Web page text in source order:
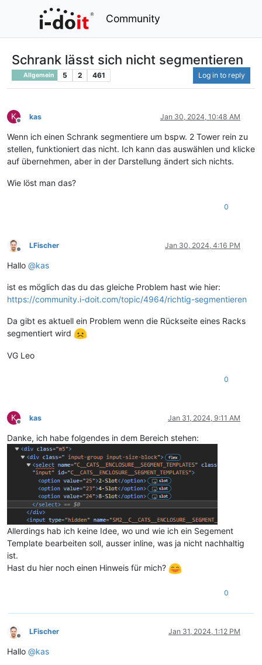
Community
Schrank lässt sich nicht segmentieren
Allgemein 5 2 461 Log in to reply
K
Offline
kas Jan 30, 2024, 10:48 AM
Wenn ich einen Schrank segmentiere um bspw. 2 Tower rein zu
stellen, funktioniert das nicht. Ich kann das auswählen und klicke
auf übernehmen, aber in der Darstellung ändert sich nichts.
Wie löst man das?
0
Offline
LFischer Jan 30, 2024, 4:16 PM
Hallo @kas
ist es möglich das du das gleiche Problem hast wie hier:
https://community.i-doit.com/topic/4964/richtig-segmentieren
Da gibt es aktuell ein Problem wenn die Rückseite eines Racks
segmentiert wird
VG Leo
0
K
Offline
kas Jan 31, 2024, 9:11 AM
Danke, ich habe folgendes in dem Bereich stehen:
Allerdings hab ich keine Idee, wo und wie ich ein Segement
Template bearbeiten soll, ausser inline, was ja nicht nachhaltig
ist.
Hast du hier noch einen Hinweis für mich?
0
Offline
LFischer Jan 31, 2024, 1:12 PM
Hallo @kas